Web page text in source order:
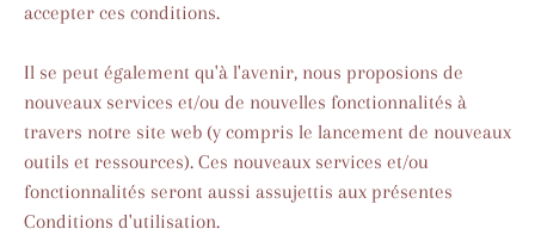
accepter ces conditions.
Il se peut également qu'à l'avenir, nous proposions de
nouveaux services et/ou de nouvelles fonctionnalités à
travers notre site web (y compris le lancement de nouveaux
outils et ressources). Ces nouveaux services et/ou
fonctionnalités seront aussi assujettis aux présentes
Conditions d'utilisation.